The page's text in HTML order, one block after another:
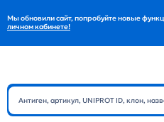
Мы обновили сайт, попробуйте новые
личном кабинете!